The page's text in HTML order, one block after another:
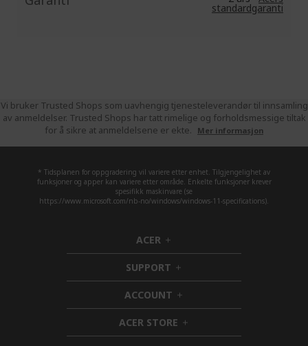
standardgaranti
Vi bruker Trusted Shops som uavhengig tjenesteleverandør til innsamling
av anmeldelser. Trusted Shops har tatt rimelige og forholdsmessige tiltak
for å sikre at anmeldelsene er ekte.
Mer informasjon
* Tidsplanen for oppgradering vil variere etter enhet. Tilgjengelighet av
funksjoner og apper kan variere etter område. Enkelte funksjoner krever
spesifikk maskinvare (se
https://www.microsoft.com/nb-no/windows/windows-11-specifications).
ACER h
i
d
d
e
n
SUPPORT h
i
d
e
n
ACCOUNT h
i
d
d
ACER STORE h
i